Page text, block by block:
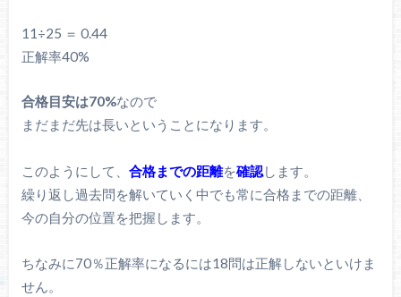
11÷25 ＝ 0.44
正解率40%
合格目安は70%なので
まだまだ先は長いということになります。
このようにして、 合格までの距離を確認します。
繰り返し過去問を解いていく中でも常に合格までの距離、
今の自分の位置を把握します。
ちなみに70％正解率になるには18問は正解しないといけま
せん。